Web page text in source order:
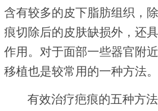
含有较多的皮下脂肪组织，
痕切除后的皮肤缺损外，还
作用。对于面部一些器官附
移植也是较常用的一种方法。
有效治疗疤痕的五种方